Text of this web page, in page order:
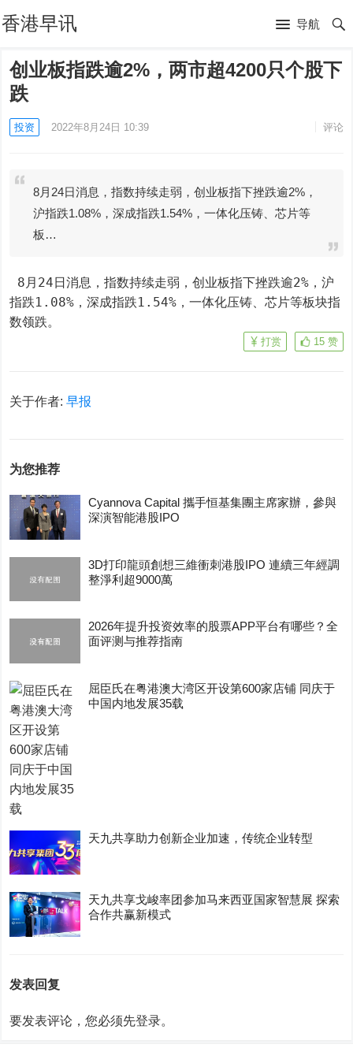
香港早讯 导航
创业板指跌逾2%，两市超4200只个股下
跌
投资 2022年8月24日 10:39 评论
8月24日消息，指数持续走弱，创业板指下挫跌逾2%，
沪指跌1.08%，深成指跌1.54%，一体化压铸、芯片等
板…
指跌1.08%，深成指跌1.54%，一体化压铸、芯片等板块指
数领跌。
15 赞
打赏
关于作者:早报
为您推荐
Cyannova Capital 攜手恒基集團主席家辦，參與
深演智能港股IPO
3D打印龍頭創想三維衝刺港股IPO 連續三年經調
整淨利超9000萬
2026年提升投资效率的股票APP平台有哪些？全
面评测与推荐指南
屈臣氏在粤港澳大湾区开设第600家店铺 同庆于
中国内地发展35载
天九共享助力创新企业加速，传统企业转型
天九共享戈峻率团参加马来西亚国家智慧展 探索
合作共赢新模式
发表回复
要发表评论，您必须先登录。